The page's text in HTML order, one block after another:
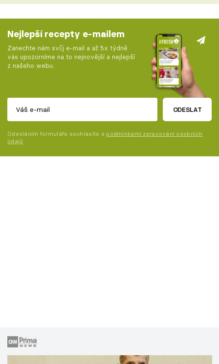
Nejlepší recepty e-mailem
Zanechte nám svůj e-mail a až 5x týdně
vás upozorníme na to nejnovější a nejlepší
z našeho webu.
ODESLAT
Odesláním formuláře souhlasíte s podmínkami zpracování osobních
údajů